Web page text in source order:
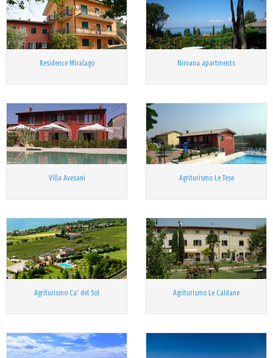
Residence Miralago Nirvana apartments
Villa Avesani Agriturismo Le Tese
Agriturismo Ca' del Sol Agriturismo Le Caldane